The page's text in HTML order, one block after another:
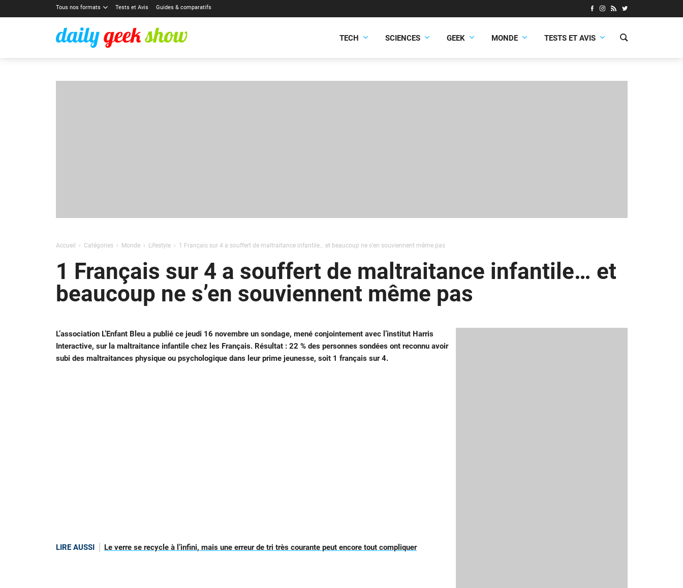
Tous nos formats Tests et Avis Guides & comparatifs
TECH SCIENCES GEEK MONDE TESTS ET AVIS
Accueil Catégories Monde Lifestyle 1 Français sur 4 a souffert de maltraitance infantile… et beaucoup ne s’en souviennent même pas
1 Français sur 4 a souffert de maltraitance infantile… et
beaucoup ne s’en souviennent même pas
L’association L’Enfant Bleu a publié ce jeudi 16 novembre un sondage, mené conjointement avec l’institut Harris
Interactive, sur la maltraitance infantile chez les Français. Résultat : 22 % des personnes sondées ont reconnu avoir
subi des maltraitances physique ou psychologique dans leur prime jeunesse, soit 1 français sur 4.
LIRE AUSSI Le verre se recycle à l’infini, mais une erreur de tri très courante peut encore tout compliquer